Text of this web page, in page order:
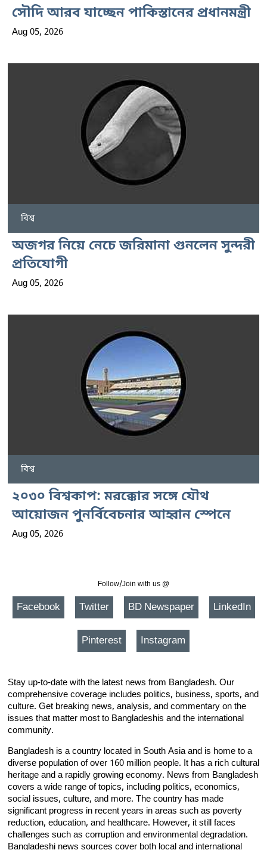
সৌদি আরব যাচ্ছেন পাকিস্তানের প্রধানমন্ত্রী
Aug 05, 2026
বিশ্ব
অজগর নিয়ে নেচে জরিমানা গুনলেন সুন্দরী
প্রতিযোগী
Aug 05, 2026
বিশ্ব
২০৩০ বিশ্বকাপ: মরক্কোর সঙ্গে যৌথ
আয়োজন পুনর্বিবেচনার আহ্বান স্পেনে
Aug 05, 2026
Follow/Join with us @
Facebook Twitter BD Newspaper LinkedIn
Pinterest Instagram
Stay up-to-date with the latest news from Bangladesh. Our
comprehensive coverage includes politics, business, sports, and
culture. Get breaking news, analysis, and commentary on the
issues that matter most to Bangladeshis and the international
community.
Bangladesh is a country located in South Asia and is home to a
diverse population of over 160 million people. It has a rich cultural
heritage and a rapidly growing economy. News from Bangladesh
covers a wide range of topics, including politics, economics,
social issues, culture, and more. The country has made
significant progress in recent years in areas such as poverty
reduction, education, and healthcare. However, it still faces
challenges such as corruption and environmental degradation.
Bangladeshi news sources cover both local and international